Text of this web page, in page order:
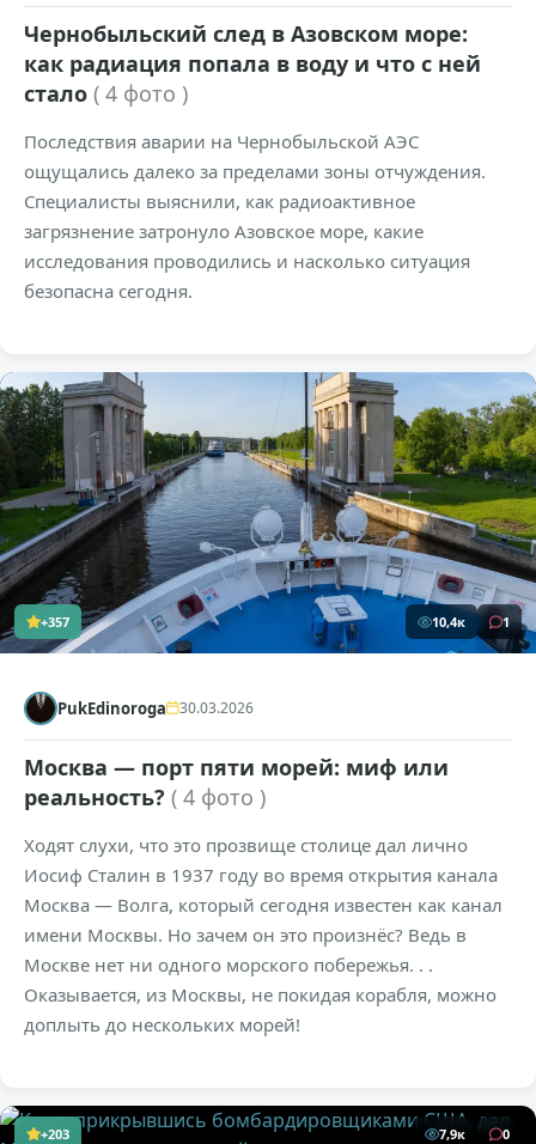
Чернобыльский след в Азовском море:
как радиация попала в воду и что с ней
стало ( 4 фото )
Последствия аварии на Чернобыльской АЭС
ощущались далеко за пределами зоны отчуждения.
Специалисты выяснили, как радиоактивное
загрязнение затронуло Азовское море, какие
исследования проводились и насколько ситуация
безопасна сегодня.
+357 10,4к 1
PukEdinoroga 30.03.2026
Москва — порт пяти морей: миф или
реальность? ( 4 фото )
Ходят слухи, что это прозвище столице дал лично
Иосиф Сталин в 1937 году во время открытия канала
Москва — Волга, который сегодня известен как канал
имени Москвы. Но зачем он это произнёс? Ведь в
Москве нет ни одного морского побережья. . .
Оказывается, из Москвы, не покидая корабля, можно
доплыть до нескольких морей!
+203 7,9к 0